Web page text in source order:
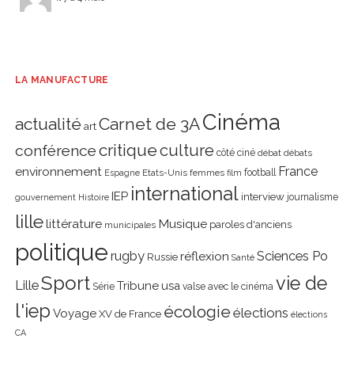
LA MANUFACTURE
actualité art Carnet de 3ACinéma
conférencecritiqueculture côté ciné débat débats
environnement Espagne Etats-Unis femmes film football France
gouvernement Histoire IEP international interview journalisme
lillelittérature municipales Musique paroles d'anciens
politique rugby Russie réflexion Santé Sciences Po
LilleSport Série Tribune usa valse avec le cinéma vie de
l'iep Voyage XV de France écologie élections élections
CA